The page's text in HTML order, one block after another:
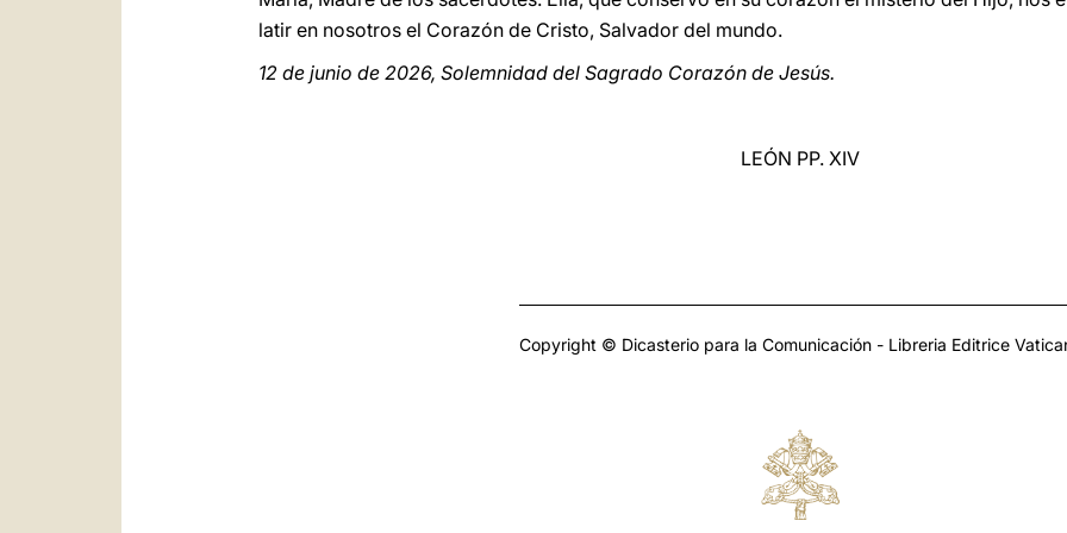
latir en nosotros el Corazón de Cristo, Salvador del mundo.
12 de junio de 2026, Solemnidad del Sagrado Corazón de Jesús.
LEÓN PP. XIV
Copyright © Dicasterio para la Comunicación - Libreria Editrice